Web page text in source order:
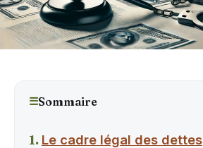
☰Sommaire
Le cadre légal des dettes